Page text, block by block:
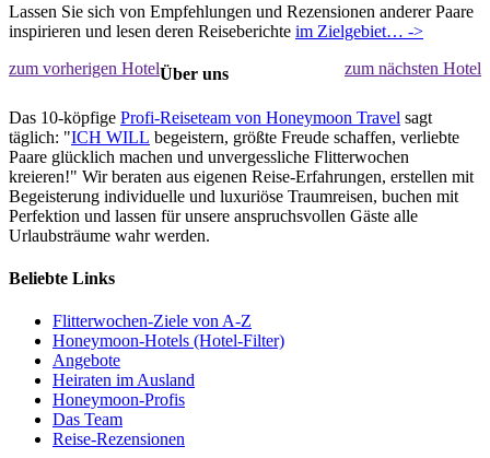
Lassen Sie sich von Empfehlungen und Rezensionen anderer Paare
inspirieren und lesen deren Reiseberichte im Zielgebiet… ->
zum vorherigen Hotel
zum nächsten Hotel
Über uns
Das 10-köpfige Profi-Reiseteam von Honeymoon Travel sagt
täglich: "ICH WILL begeistern, größte Freude schaffen, verliebte
Paare glücklich machen und unvergessliche Flitterwochen
kreieren!" Wir beraten aus eigenen Reise-Erfahrungen, erstellen mit
Begeisterung individuelle und luxuriöse Traumreisen, buchen mit
Perfektion und lassen für unsere anspruchsvollen Gäste alle
Urlaubsträume wahr werden.
Beliebte Links
Flitterwochen-Ziele von A-Z
Honeymoon-Hotels (Hotel-Filter)
Angebote
Heiraten im Ausland
Honeymoon-Profis
Das Team
Reise-Rezensionen